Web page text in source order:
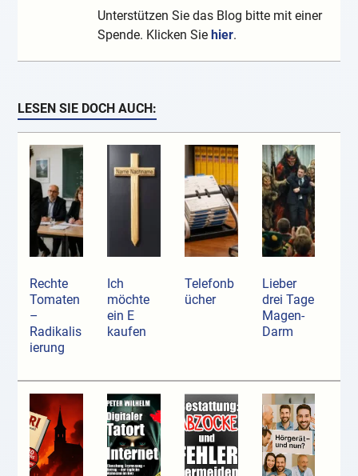
Unterstützen Sie das Blog bitte mit einer
Spende. Klicken Siehier.
LESEN SIE DOCH AUCH:
Rechte
Tomaten
–
Radikalis
ierung
Ich
möchte
ein E
kaufen
Telefonb
ücher
Lieber
drei Tage
Magen-
Darm